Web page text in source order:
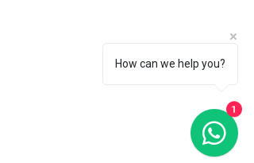
How can we help you?
1